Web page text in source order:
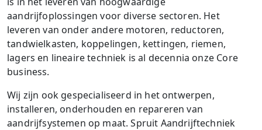
aandrijfoplossingen voor diverse sectoren. Het
leveren van onder andere motoren, reductoren,
tandwielkasten, koppelingen, kettingen, riemen,
lagers en lineaire techniek is al decennia onze Core
business.
Wij zijn ook gespecialiseerd in het ontwerpen,
installeren, onderhouden en repareren van
aandrijfsystemen op maat. Spruit Aandrijftechniek